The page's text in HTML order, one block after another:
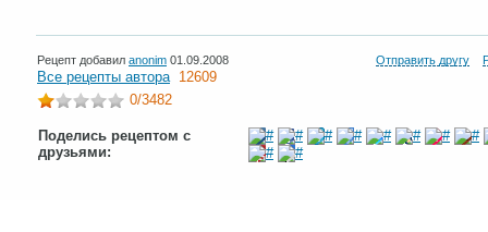
Рецепт добавил anonim 01.09.2008 Отправить другу
Все рецепты автора 12609
0/3482
Поделись рецептом с
друзьями: